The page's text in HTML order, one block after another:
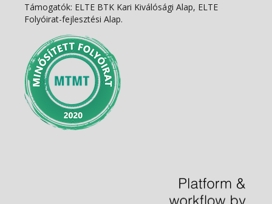
Támogatók: ELTE BTK Kari Kiválósági Alap, ELTE
Folyóirat-fejlesztési Alap.